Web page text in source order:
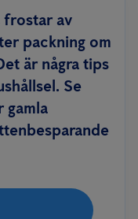
frostar av
packning om
är några tips
Se
gamla